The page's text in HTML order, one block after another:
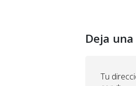
Deja
Tu